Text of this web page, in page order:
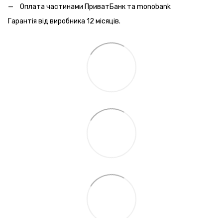
Оплата частинами ПриватБанк та monobank
Гарантія від виробника 12 місяців.